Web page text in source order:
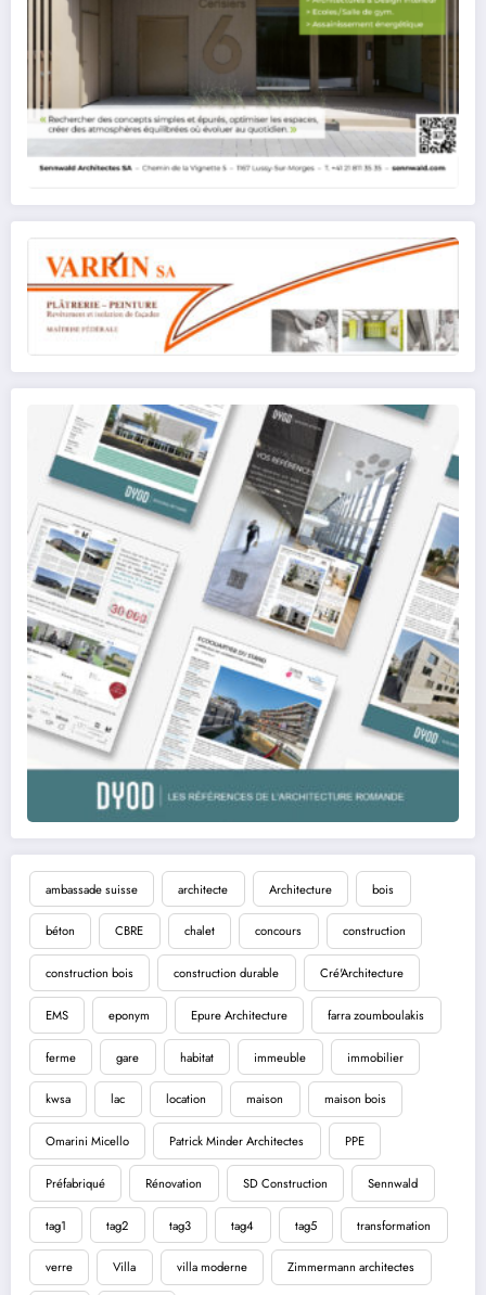
ambassade suisse architecte Architecture bois
béton CBRE chalet concours construction
construction bois construction durable Cré'Architecture
EMS eponym Epure Architecture farra zoumboulakis
ferme gare habitat immeuble immobilier
kwsa lac location maison maison bois
Omarini Micello Patrick Minder Architectes PPE
Préfabriqué Rénovation SD Construction Sennwald
tag1 tag2 tag3 tag4 tag5 transformation
verre Villa villa moderne Zimmermann architectes